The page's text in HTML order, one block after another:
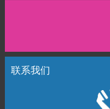
联系我们